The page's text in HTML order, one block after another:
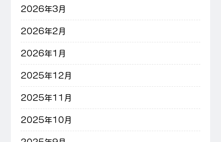
2026年3月
2026年2月
2026年1月
2025年12月
2025年11月
2025年10月